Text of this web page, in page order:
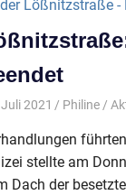
2021 Philine
stellte am
Dach der